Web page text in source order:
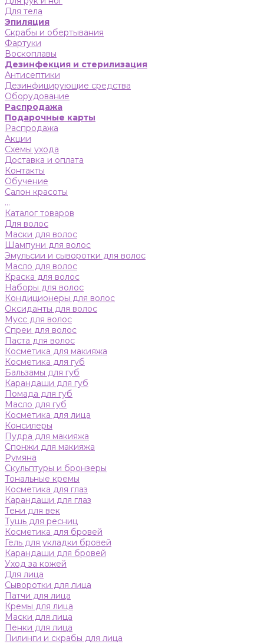
Для тела
Эпиляция
Скрабы и обертывания
Фартуки
Воскоплавы
Дезинфекция и стерилизация
Антисептики
Дезинфицирующие средства
Оборудование
Распродажа
Подарочные карты
Распродажа
Акции
Схемы ухода
Доставка и оплата
Контакты
Обучение
Салон красоты
...
Каталог товаров
Для волос
Маски для волос
Шампуни для волос
Эмульсии и сыворотки для волос
Масло для волос
Краска для волос
Наборы для волос
Кондиционеры для волос
Оксиданты для волос
Мусс для волос
Спреи для волос
Паста для волос
Косметика для макияжа
Косметика для губ
Бальзамы для губ
Карандаши для губ
Помада для губ
Масло для губ
Косметика для лица
Консилеры
Пудра для макияжа
Спонжи для макияжа
Румяна
Скульптуры и бронзеры
Тональные кремы
Косметика для глаз
Карандаши для глаз
Тени для век
Тушь для ресниц
Косметика для бровей
Гель для укладки бровей
Карандаши для бровей
Уход за кожей
Для лица
Сыворотки для лица
Патчи для лица
Кремы для лица
Маски для лица
Пенки для лица
Пилинги и скрабы для лица